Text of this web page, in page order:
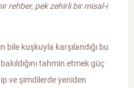
rehber, pek zehirli bir misal-i
bile kuşkuyla karşılandığı bu
tahmin etmek güç
ve şimdilerde yeniden